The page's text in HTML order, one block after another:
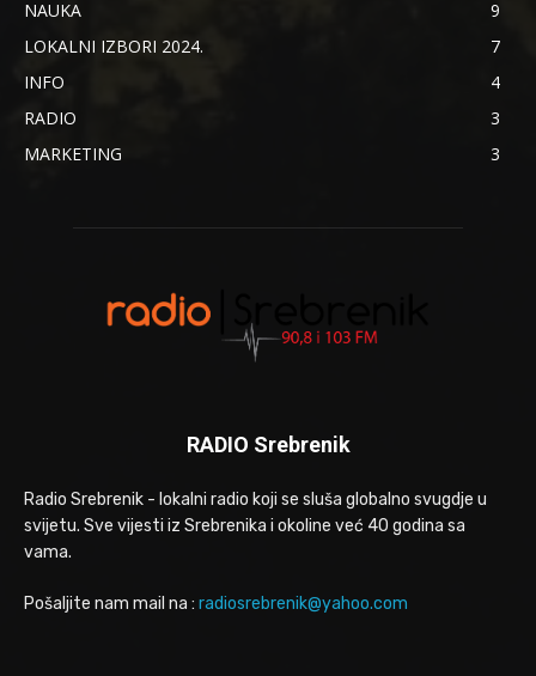
NAUKA
9
LOKALNI IZBORI 2024.
7
INFO
4
RADIO
3
MARKETING
3
RADIO Srebrenik
Radio Srebrenik - lokalni radio koji se sluša globalno svugdje u
svijetu. Sve vijesti iz Srebrenika i okoline već 40 godina sa
vama.
Pošaljite nam mail na : radiosrebrenik@yahoo.com